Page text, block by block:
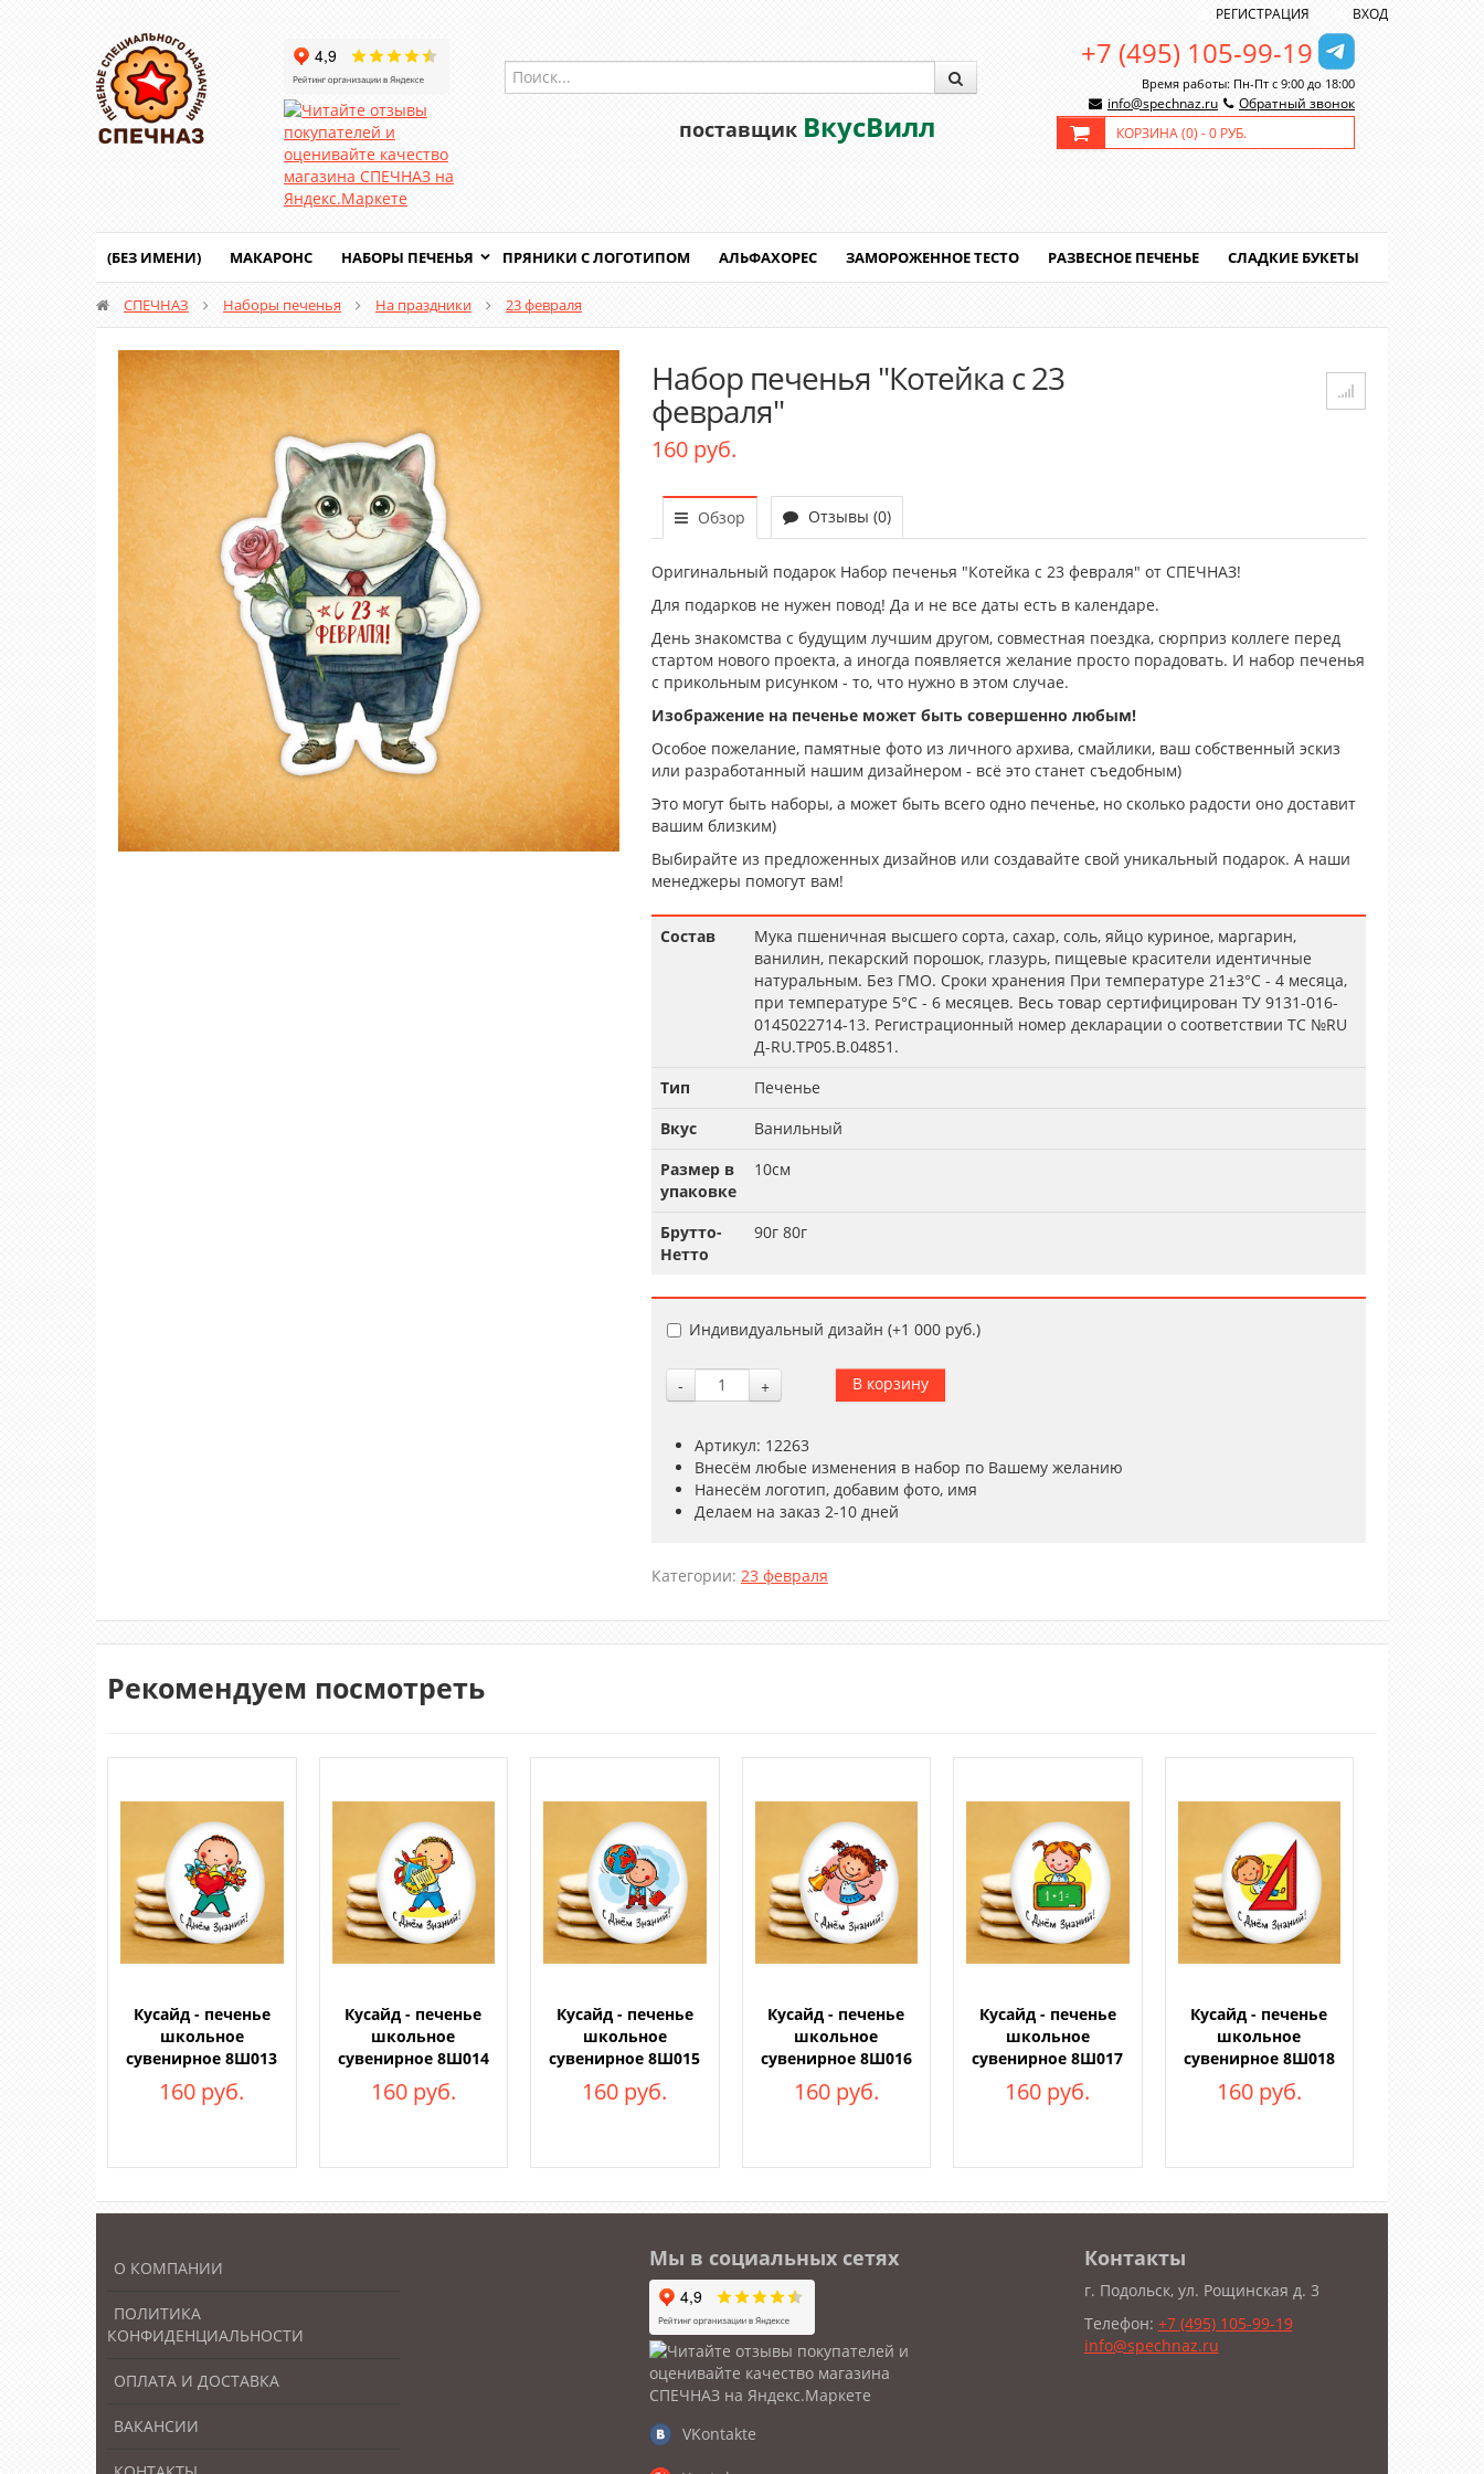
РЕГИСТРАЦИЯ ВХОД
поставщик ВкусВилл
+7 (495) 105-99-19
Время работы: Пн-Пт с 9:00 до 18:00
info@spechnaz.ru
Обратный звонок
КОРЗИНА (0) -0 РУБ.
(БЕЗ ИМЕНИ) МАКАРОНС НАБОРЫ ПЕЧЕНЬЯ ПРЯНИКИ С ЛОГОТИПОМ АЛЬФАХОРЕС ЗАМОРОЖЕННОЕ ТЕСТО РАЗВЕСНОЕ ПЕЧЕНЬЕ СЛАДКИЕ БУКЕТЫ
СПЕЧНАЗ Наборы печенья На праздники 23 февраля
Набор печенья "Котейка с 23
февраля"
160 руб.
Обзор Отзывы (0)
Оригинальный подарок Набор печенья "Котейка с 23 февраля" от СПЕЧНАЗ!
Для подарков не нужен повод! Да и не все даты есть в календаре.
День знакомства с будущим лучшим другом, совместная поездка, сюрприз коллеге перед
стартом нового проекта, а иногда появляется желание просто порадовать. И набор печенья
с прикольным рисунком - то, что нужно в этом случае.
Изображение на печенье может быть совершенно любым!
Особое пожелание, памятные фото из личного архива, смайлики, ваш собственный эскиз
или разработанный нашим дизайнером - всё это станет съедобным)
Это могут быть наборы, а может быть всего одно печенье, но сколько радости оно доставит
вашим близким)
Выбирайте из предложенных дизайнов или создавайте свой уникальный подарок. А наши
менеджеры помогут вам!
Состав
Мука пшеничная высшего сорта, сахар, соль, яйцо куриное, маргарин,
ванилин, пекарский порошок, глазурь, пищевые красители идентичные
натуральным. Без ГМО. Сроки хранения При температуре 21±3°С - 4 месяца,
при температуре 5°С - 6 месяцев. Весь товар сертифицирован ТУ 9131-016-
0145022714-13. Регистрационный номер декларации о соответствии ТС №RU
Д-RU.TP05.B.04851.
Тип
Печенье
Вкус
Ванильный
Размер в
упаковке
10см
Брутто-
Нетто
90г 80г
Индивидуальный дизайн (+1 000 руб.)
- +
Артикул: 12263
Внесём любые изменения в набор по Вашему желанию
Нанесём логотип, добавим фото, имя
Делаем на заказ 2-10 дней
Категории: 23 февраля
Рекомендуем посмотреть
Кусайд - печенье
школьное
сувенирное 8Ш013
160 руб.
Кусайд - печенье
школьное
сувенирное 8Ш014
160 руб.
Кусайд - печенье
школьное
сувенирное 8Ш015
160 руб.
Кусайд - печенье
школьное
сувенирное 8Ш016
160 руб.
Кусайд - печенье
школьное
сувенирное 8Ш017
160 руб.
Кусайд - печенье
школьное
сувенирное 8Ш018
160 руб.
О КОМПАНИИ
ПОЛИТИКА
КОНФИДЕНЦИАЛЬНОСТИ
ОПЛАТА И ДОСТАВКА
ВАКАНСИИ
Мы в социальных сетях
VKontakte
Контакты
г. Подольск, ул. Рощинская д. 3
Телефон: +7 (495) 105-99-19
info@spechnaz.ru